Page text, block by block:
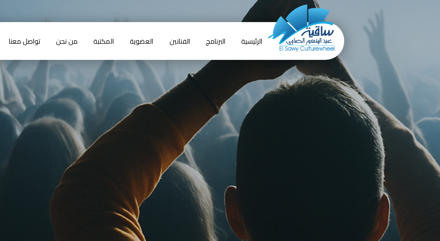
الرئيسية البرنامج الفنانين العضوية المكتبة من نحن تواصل معنا